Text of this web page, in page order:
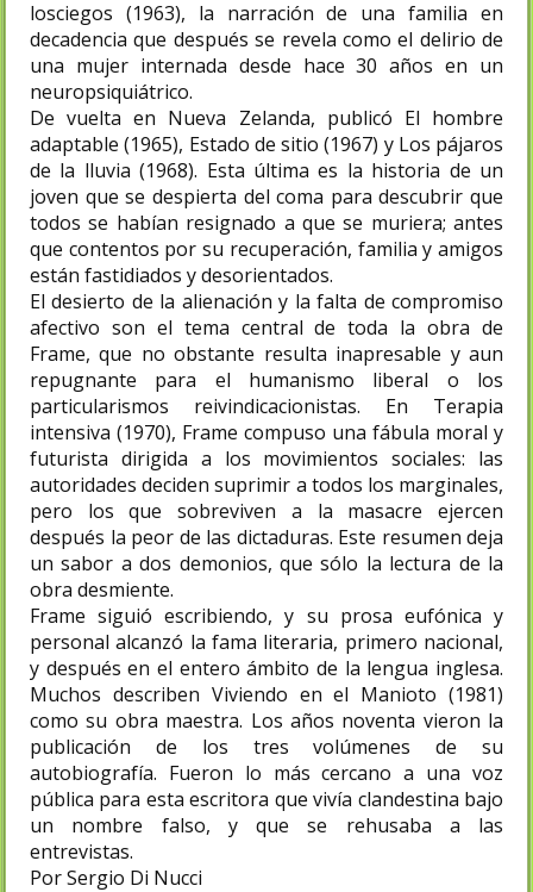
losciegos (1963), la narración de una familia en
decadencia que después se revela como el delirio de
una mujer internada desde hace 30 años en un
neuropsiquiátrico.
De vuelta en Nueva Zelanda, publicó El hombre
adaptable (1965), Estado de sitio (1967) y Los pájaros
de la lluvia (1968). Esta última es la historia de un
joven que se despierta del coma para descubrir que
todos se habían resignado a que se muriera; antes
que contentos por su recuperación, familia y amigos
están fastidiados y desorientados.
El desierto de la alienación y la falta de compromiso
afectivo son el tema central de toda la obra de
Frame, que no obstante resulta inapresable y aun
repugnante para el humanismo liberal o los
particularismos reivindicacionistas. En Terapia
intensiva (1970), Frame compuso una fábula moral y
futurista dirigida a los movimientos sociales: las
autoridades deciden suprimir a todos los marginales,
pero los que sobreviven a la masacre ejercen
después la peor de las dictaduras. Este resumen deja
un sabor a dos demonios, que sólo la lectura de la
obra desmiente.
Frame siguió escribiendo, y su prosa eufónica y
personal alcanzó la fama literaria, primero nacional,
y después en el entero ámbito de la lengua inglesa.
Muchos describen Viviendo en el Manioto (1981)
como su obra maestra. Los años noventa vieron la
publicación de los tres volúmenes de su
autobiografía. Fueron lo más cercano a una voz
pública para esta escritora que vivía clandestina bajo
un nombre falso, y que se rehusaba a las
entrevistas.
Por Sergio Di Nucci